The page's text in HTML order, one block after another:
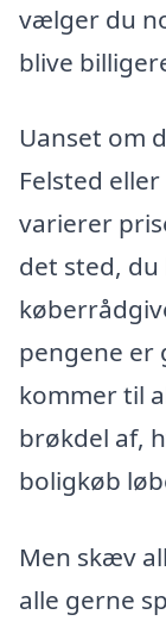
vælger du
blive
Uanset om
Felsted
varierer
det sted, du
pengene er
kommer til
brøkdel af,
boligkøb
Men skæv
alle gerne